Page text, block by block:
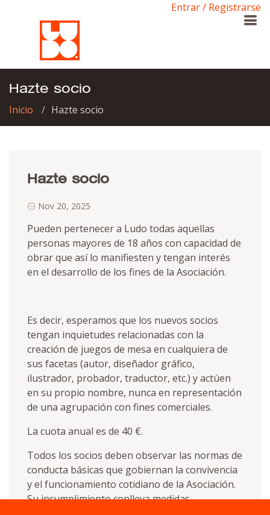
Entrar / Registrarse
Hazte socio
Inicio Hazte socio
Hazte socio
Nov 20, 2025
Pueden pertenecer a Ludo todas aquellas
personas mayores de 18 años con capacidad de
obrar que así lo manifiesten y tengan interés
en el desarrollo de los fines de la Asociación.
Es decir, esperamos que los nuevos socios
tengan inquietudes relacionadas con la
creación de juegos de mesa en cualquiera de
sus facetas (autor, diseñador gráfico,
ilustrador, probador, traductor, etc.) y actúen
en su propio nombre, nunca en representación
de una agrupación con fines comerciales.
La cuota anual es de 40 €.
Todos los socios deben observar las normas de
conducta básicas que gobiernan la convivencia
y el funcionamiento cotidiano de la Asociación.
Su incumplimiento conlleva medidas